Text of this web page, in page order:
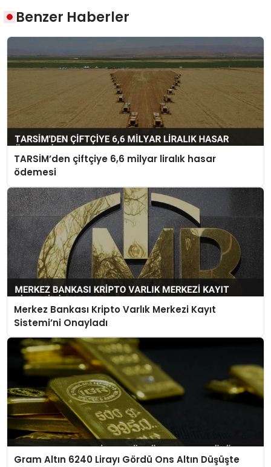
Benzer Haberler
TARSİM’den çiftçiye 6,6 milyar liralık hasar
ödemesi
Merkez Bankası Kripto Varlık Merkezi Kayıt
Sistemi’ni Onayladı
Gram Altın 6240 Lirayı Gördü Ons Altın Düşüşte